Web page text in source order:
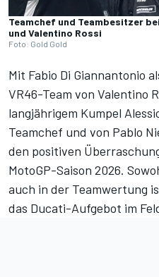
Teamchef und Teambesitzer
und Valentino Rossi
Foto: Gold Gold
Mit Fabio Di Giannantonio
VR46-Team von Valentino
langjährigem Kumpel
Teamchef und von Pablo
den positiven
MotoGP-Saison 2026.
auch in der Teamwertung
das Ducati-Aufgebot im